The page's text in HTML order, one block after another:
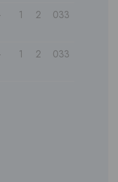
1 2 033
1 2 033